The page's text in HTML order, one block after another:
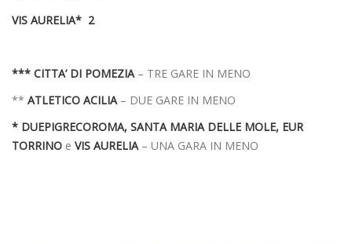
VIS AURELIA* 2
*** CITTA’ DI POMEZIA – TRE GARE IN MENO
** ATLETICO ACILIA – DUE GARE IN MENO
* DUEPIGRECOROMA, SANTA MARIA DELLE MOLE, EUR
TORRINO e VIS AURELIA – UNA GARA IN MENO